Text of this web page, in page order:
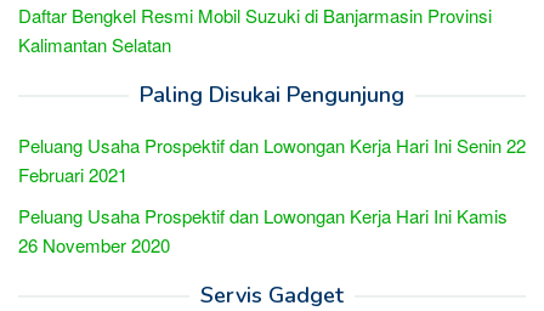
Daftar Bengkel Resmi Mobil Suzuki di Banjarmasin Provinsi
Kalimantan Selatan
Paling Disukai Pengunjung
Peluang Usaha Prospektif dan Lowongan Kerja Hari Ini Senin 22
Februari 2021
Peluang Usaha Prospektif dan Lowongan Kerja Hari Ini Kamis
26 November 2020
Servis Gadget